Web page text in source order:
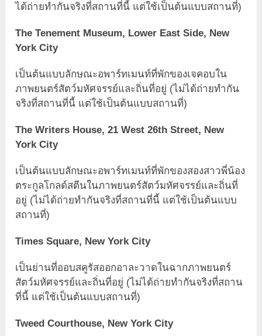
ได้ถ่ายทำกันจริงที่สถานที่นี้ แต่ใช้เป็นต้นแบบสถานที่)
The Tenement Museum, Lower East Side, New
York City
เป็นต้นแบบลักษณะอพาร์ทเมนท์ที่พักของเจคอบใน
ภาพยนตร์สัตว์มหัศจรรย์และถิ่นที่อยู่ (ไม่ได้ถ่ายทำกัน
จริงที่สถานที่นี้ แต่ใช้เป็นต้นแบบสถานที่)
The Writers House, 21 West 26th Street, New
York City
เป็นต้นแบบลักษณะอพาร์ทเมนท์ที่พักของสองสาวพี่น้อง
ตระกูลโกลด์สตีนในภาพยนตร์สัตว์มหัศจรรย์และถิ่นที่
อยู่ (ไม่ได้ถ่ายทำกันจริงที่สถานที่นี้ แต่ใช้เป็นต้นแบบ
สถานที่)
Times Square, New York City
เป็นย่านที่ออบสคูรัสออกอาละวาดในฉากภาพยนตร์
สัตว์มหัศจรรย์และถิ่นที่อยู่ (ไม่ได้ถ่ายทำกันจริงที่สถาน
ที่นี้ แต่ใช้เป็นต้นแบบสถานที่)
Tweed Courthouse, New York City